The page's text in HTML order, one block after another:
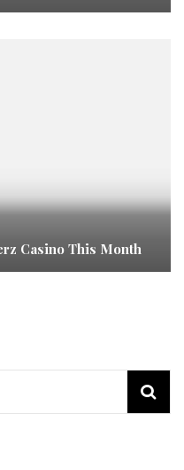
Casino This Month